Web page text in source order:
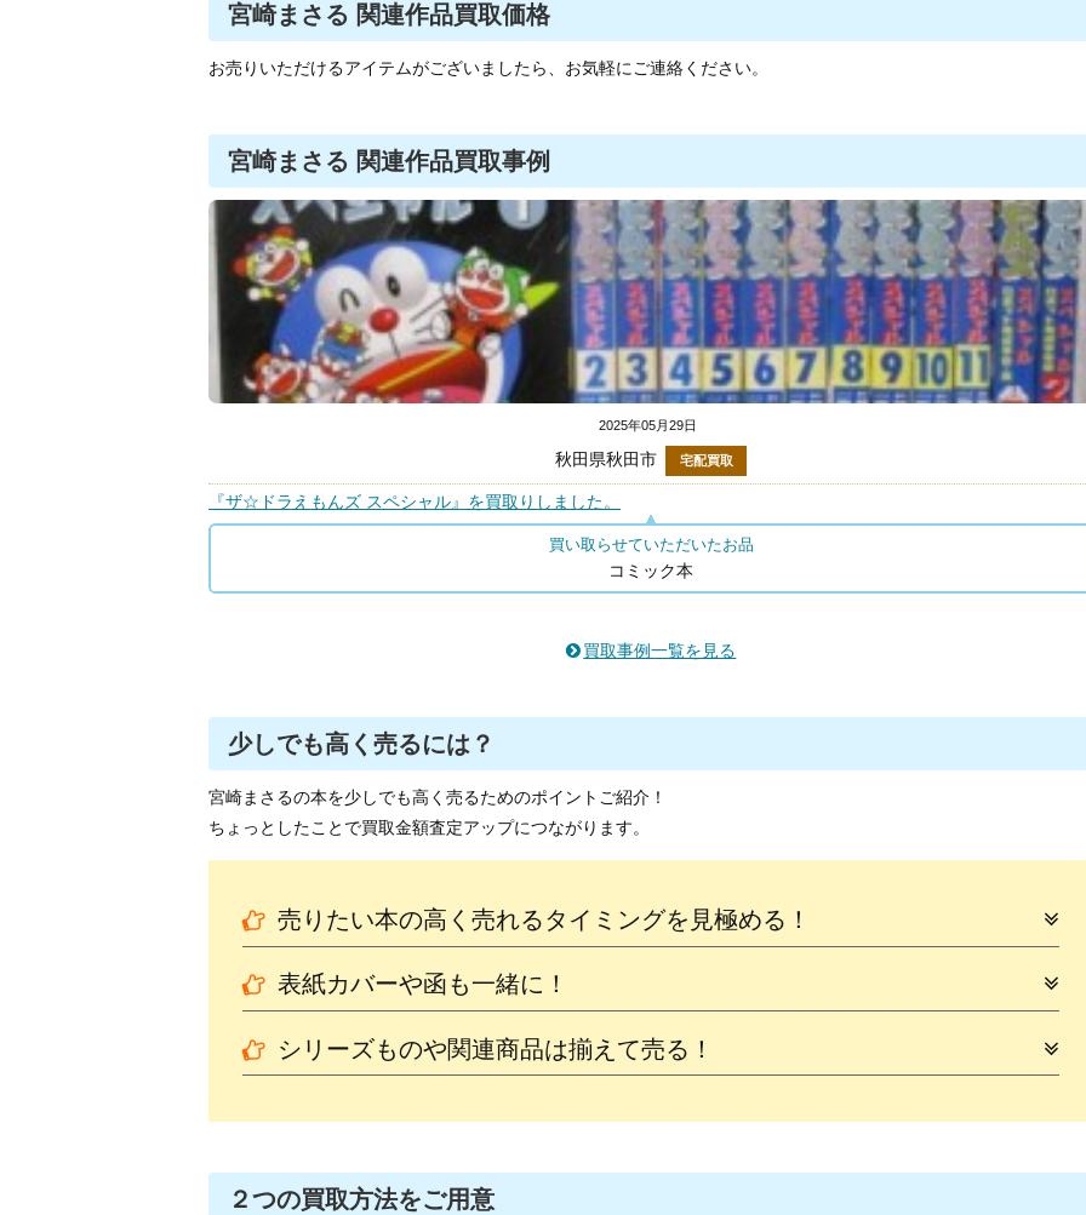
宮崎まさる 関連作品買取価格
お売りいただけるアイテムがございましたら、お気軽にご連絡ください。
宮崎まさる 関連作品買取事例
2025年05月29日
秋田県秋田市 宅配買取
『ザ☆ドラえもんズ スペシャル』を買取りしました。
買い取らせていただいたお品
コミック本
買取事例一覧を見る
少しでも高く売るには？
宮崎まさるの本を少しでも高く売るためのポイントご紹介！
ちょっとしたことで買取金額査定アップにつながります。
売りたい本の高く売れるタイミングを見極める！
表紙カバーや函も一緒に！
シリーズものや関連商品は揃えて売る！
２つの買取方法をご用意